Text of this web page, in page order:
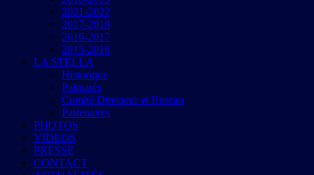
2021-2022
2017-2018
2016-2017
2015-2016
LA STELLA
Historique
Palmarès
Comité Directeur et Bureau
Partenaires
PHOTOS
VIDEOS
PRESSE
CONTACT